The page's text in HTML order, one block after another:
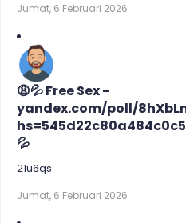
Jumat, 6 Februari 2026
😩💦 Free Sex -
yandex.com/poll/
💦
21u6qs
Jumat, 6 Februari 2026